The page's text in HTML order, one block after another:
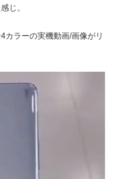
じ。
カラーの実機動画/画像がリ